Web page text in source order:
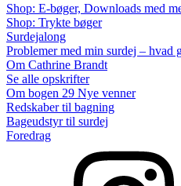
Shop: E-bøger, Downloads med
Shop: Trykte bøger
Surdejalong
Problemer med min surdej – hvad
Om Cathrine Brandt
Se alle opskrifter
Om bogen 29 Nye venner
Redskaber til bagning
Bageudstyr til surdej
Foredrag